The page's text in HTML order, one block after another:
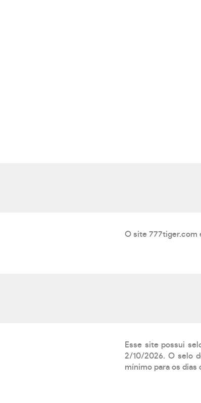
O site 777tiger.com
Esse site possui
2/10/2026. O selo
mínimo para os